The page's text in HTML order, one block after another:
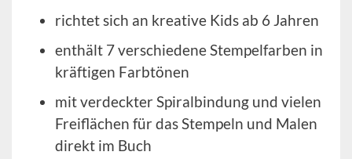
richtet sich an kreative Kids ab 6 Jahren
enthält 7 verschiedene Stempelfarben in
kräftigen Farbtönen
mit verdeckter Spiralbindung und vielen
Freiflächen für das Stempeln und Malen
direkt im Buch